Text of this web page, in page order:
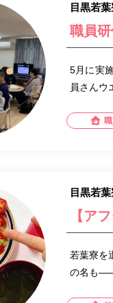
目黒若
職員
5月に実
員さんウ
目黒若
【ア
若葉寮を
の名も